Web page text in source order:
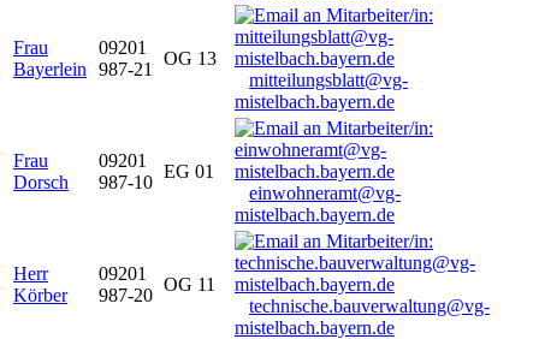
Frau
Bayerlein
09201
987-21
OG 13
mitteilungsblatt@vg-
mistelbach.bayern.de
Frau
Dorsch
09201
987-10
EG 01
einwohneramt@vg-
mistelbach.bayern.de
Herr
Körber
09201
987-20
OG 11
technische.bauverwaltung@vg-
mistelbach.bayern.de